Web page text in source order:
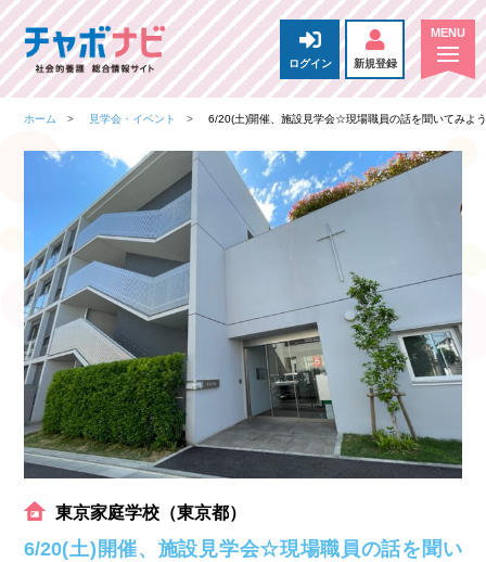
ログイン 新規登録
ホーム 見学会・イベント 6/20(土)開催、施設見学会☆現場職員の話を聞いてみよ
東京家庭学校（東京都）
6/20(土)開催、施設見学会☆現場職員の話を聞い